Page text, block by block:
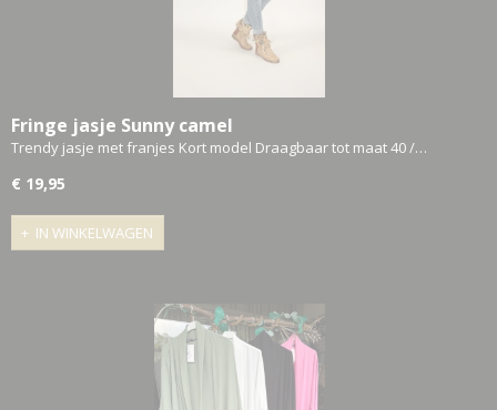
Fringe jasje Sunny camel
Trendy jasje met franjes Kort model Draagbaar tot maat 40 /…
€ 19,95
IN WINKELWAGEN